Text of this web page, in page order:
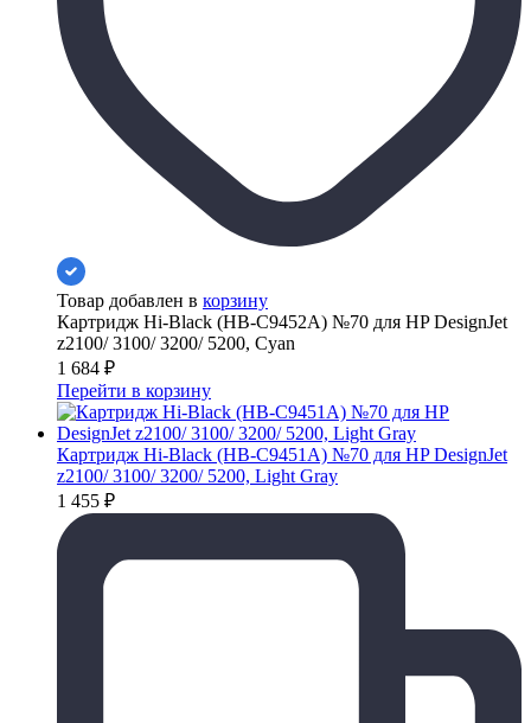
Товар добавлен в корзину
Картридж Hi-Black (HB-C9452A) №70 для HP DesignJet
z2100/ 3100/ 3200/ 5200, Cyan
1 684 ₽
Перейти в корзину
Картридж Hi-Black (HB-C9451A) №70 для HP DesignJet
z2100/ 3100/ 3200/ 5200, Light Gray
1 455 ₽